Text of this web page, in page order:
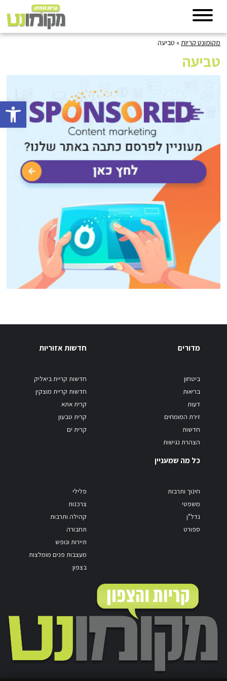
פתח
מקומונט קריות » טביעה
טביעה
מדורים
ביטחון
בריאות
דעות
זירת המומחים
חדשות
הצהרת נגישות
חדשות אזוריות
חדשות קריית ביאליק
חדשות קריית מוצקין
קרית אתא
קרית טבעון
קרית ים
כל מה שמעניין
חינוך ותרבות
משפטי
נדל"ן
ספורט
פלילי
צרכנות
קהילה ותרבות
תחבורה
תיירות ונופש
מעצבות פנים מומלצות
בצפון